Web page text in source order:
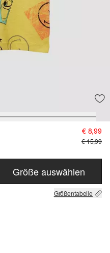
€ 8,99
€ 15,99
Größe auswählen
Größentabelle